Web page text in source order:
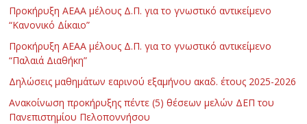
Προκήρυξη ΑΕΑΑ μέλους Δ.Π. για το γνωστικό αντικείμενο
“Κανονικό Δίκαιο”
Προκήρυξη ΑΕΑΑ μέλους Δ.Π. για το γνωστικό αντικείμενο
“Παλαιά Διαθήκη”
Δηλώσεις μαθημάτων εαρινού εξαμήνου ακαδ. έτους 2025-2026
Ανακοίνωση προκήρυξης πέντε (5) θέσεων μελών ΔΕΠ του
Πανεπιστημίου Πελοποννήσου